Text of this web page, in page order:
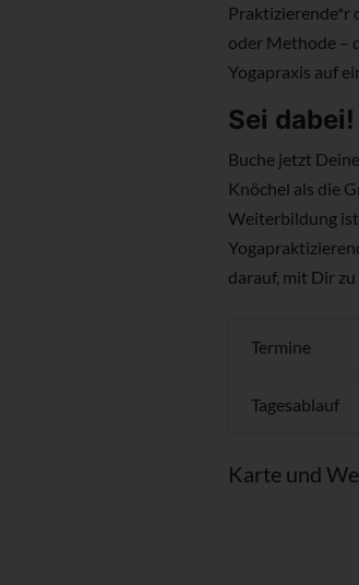
Praktizierende*r
oder Methode –
Yogapraxis auf
Sei dabei!
Buche jetzt
Knöchel als die
Weiterbildung ist
darauf, mit Dir
Termine
Tagesablauf
Karte und